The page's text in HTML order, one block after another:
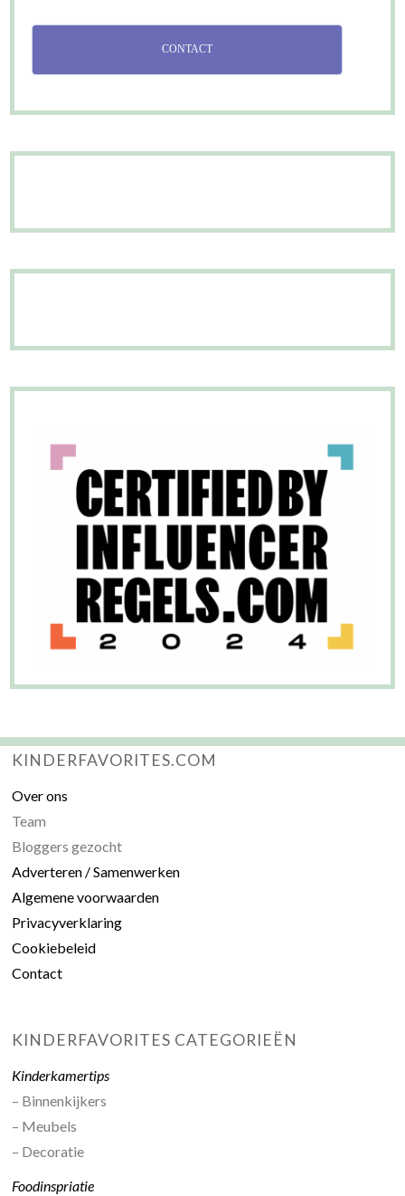
CONTACT
KINDERFAVORITES.COM
Over ons
Team
Bloggers gezocht
Adverteren / Samenwerken
Algemene voorwaarden
Privacyverklaring
Cookiebeleid
Contact
KINDERFAVORITES CATEGORIEËN
Kinderkamertips
– Binnenkijkers
– Meubels
– Decoratie
Foodinspriatie